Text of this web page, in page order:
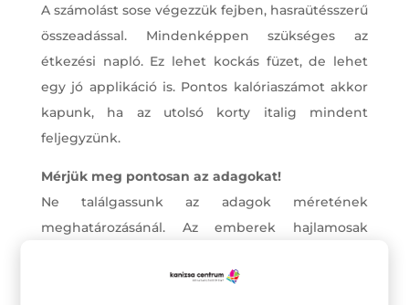
A számolást sose végezzük fejben, hasraütésszerű
összeadással. Mindenképpen szükséges az
étkezési napló. Ez lehet kockás füzet, de lehet
egy jó applikáció is. Pontos kalóriaszámot akkor
kapunk, ha az utolsó korty italig mindent
feljegyzünk.
Mérjük meg pontosan az adagokat!
Ne találgassunk az adagok méretének
meghatározásánál. Az emberek hajlamosak
finomságok is, amikből akaratlanul is többet